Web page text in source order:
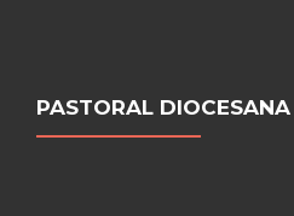
PASTORAL DIOCESANA